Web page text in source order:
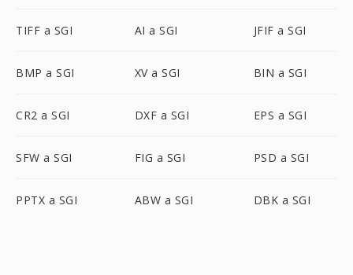
TIFF a SGI AI a SGI JFIF a SGI
BMP a SGI XV a SGI BIN a SGI
CR2 a SGI DXF a SGI EPS a SGI
SFW a SGI FIG a SGI PSD a SGI
PPTX a SGI ABW a SGI DBK a SGI